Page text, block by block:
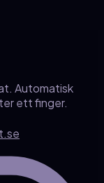
Automatisk
ett finger.